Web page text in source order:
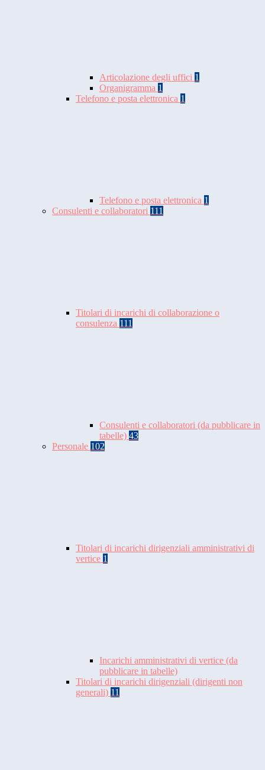
Articolazione degli uffici 1
Organigramma 1
Telefono e posta elettronica 1
Telefono e posta elettronica 1
Consulenti e collaboratori 111
Titolari di incarichi di collaborazione o
consulenza 111
Consulenti e collaboratori (da pubblicare in
tabelle) 43
Personale 102
Titolari di incarichi dirigenziali amministrativi di
vertice 1
Incarichi amministrativi di vertice (da
pubblicare in tabelle)
Titolari di incarichi dirigenziali (dirigenti non
generali) 11